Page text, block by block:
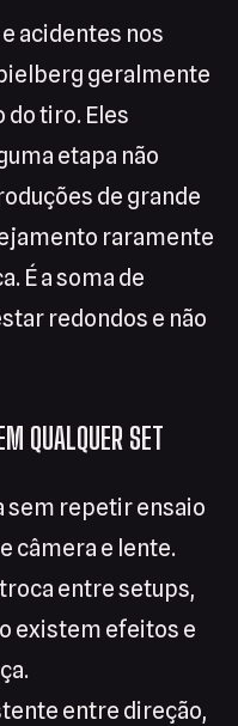
acidentes nos
geralmente
do tiro. Eles
etapa não
de grande
raramente
É a soma de
redondos e não
QUALQUER SET
sem repetir ensaio
câmera e lente.
entre setups,
existem efeitos e
entre direção,